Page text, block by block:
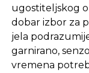
ugostiteljskog
dobar izbor za
jela
garnirano,
vremena